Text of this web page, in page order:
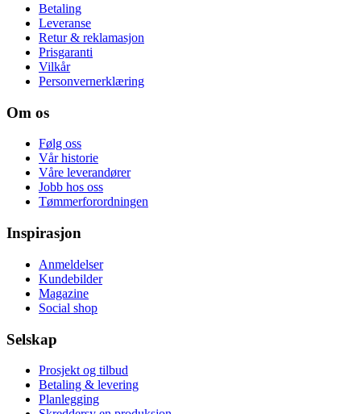
Betaling
Leveranse
Retur & reklamasjon
Prisgaranti
Vilkår
Personvernerklæring
Om os
Følg oss
Vår historie
Våre leverandører
Jobb hos oss
Tømmerforordningen
Inspirasjon
Anmeldelser
Kundebilder
Magazine
Social shop
Selskap
Prosjekt og tilbud
Betaling & levering
Planlegging